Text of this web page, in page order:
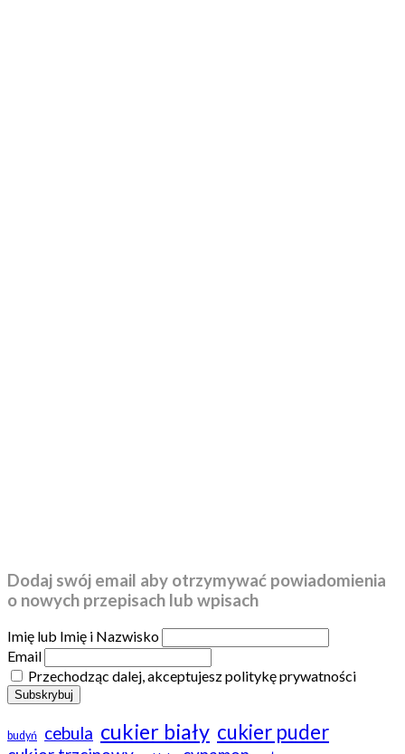
Dodaj swój email aby otrzymywać powiadomienia
o nowych przepisach lub wpisach
Imię lub Imię i Nazwisko
Email
Przechodząc dalej, akceptujesz politykę prywatności
budyń cebula cukier biały cukier puder